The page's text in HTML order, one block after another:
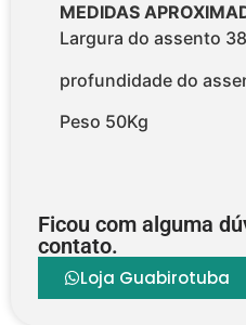
MEDIDAS
Largura do assento
profundidade do
Peso 50Kg
Ficou com alguma
contato.
Loja Guabirotuba